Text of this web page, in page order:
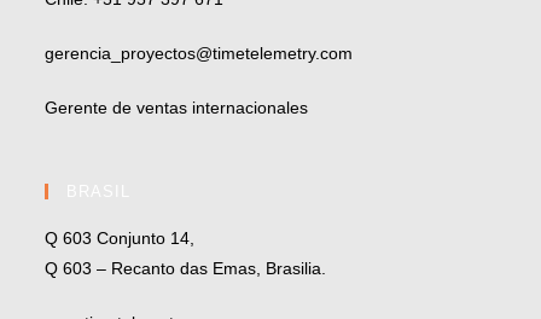
gerencia_proyectos@timetelemetry.com
Gerente de ventas internacionales
Q 603 Conjunto 14,
Q 603 – Recanto das Emas, Brasilia.